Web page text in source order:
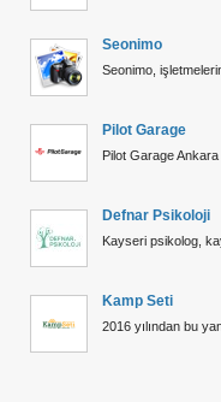
Seonimo
Seonimo,
Pilot Garage
Pilot Garage
Defnar Psikoloji
Kayseri psikolog,
Kamp Seti
2016 yılından bu